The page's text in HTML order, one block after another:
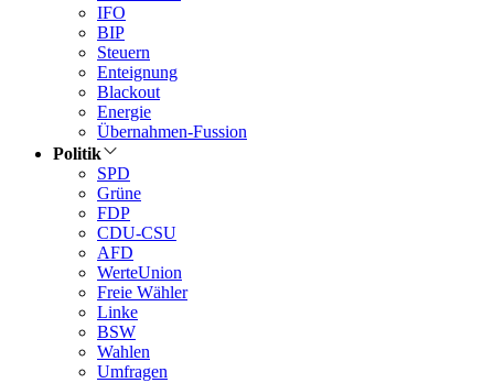
IFO
BIP
Steuern
Enteignung
Blackout
Energie
Übernahmen-Fussion
Politik
SPD
Grüne
FDP
CDU-CSU
AFD
WerteUnion
Freie Wähler
Linke
BSW
Wahlen
Umfragen